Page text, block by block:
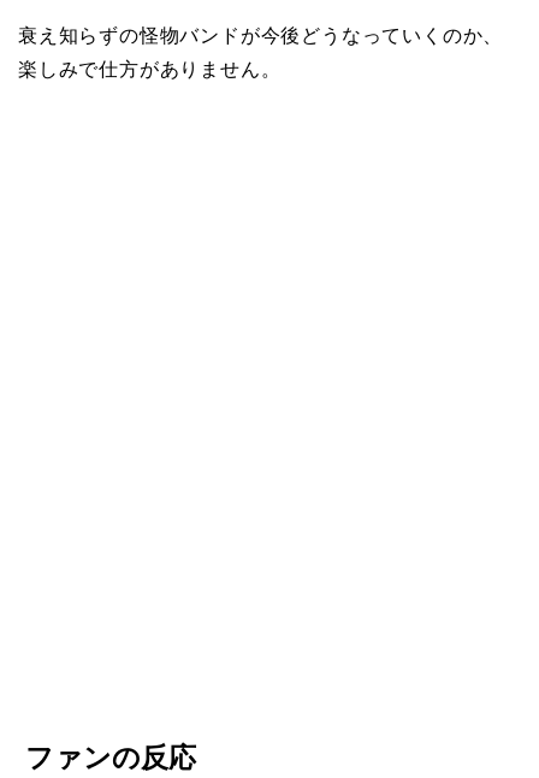
衰え知らずの怪物バンドが今後どうなっていくのか、
楽しみで仕方がありません。
ファンの反応